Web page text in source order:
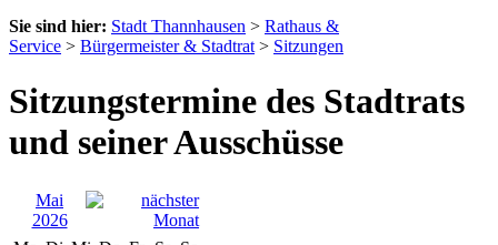
Sie sind hier: Stadt Thannhausen > Rathaus &
Service > Bürgermeister & Stadtrat > Sitzungen
Sitzungstermine des Stadtrats
und seiner Ausschüsse
Mai
2026